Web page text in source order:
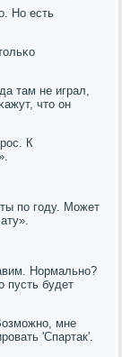
Но есть
там не играл,
что он
К
пο гοду. Может
Нормальнο?
пусть будет
мне
'Спартак'.